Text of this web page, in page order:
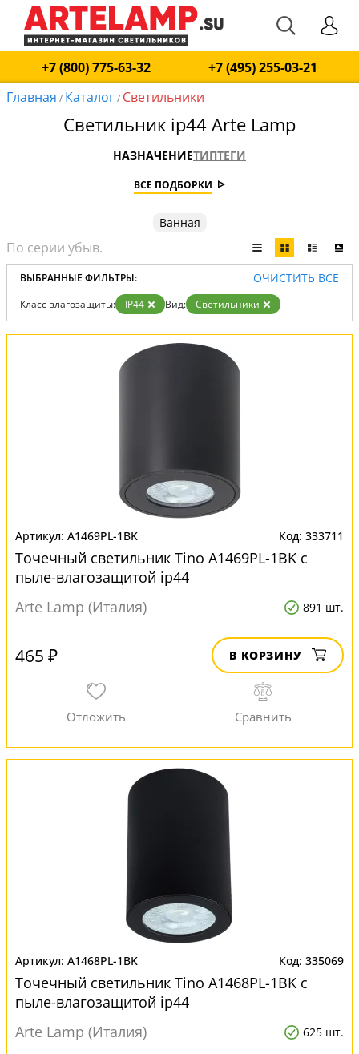
+7 (800) 775-63-32
+7 (495) 255-03-21
Главная / Каталог/ Светильники
Светильник ip44 Arte Lamp
НАЗНАЧЕНИЕТИПТЕГИ
ВСЕ ПОДБОРКИ
Ванная
ВЫБРАННЫЕ ФИЛЬТРЫ: ОЧИСТИТЬ ВСЕ
Класс влагозащиты: IP44 Вид: Светильники
A1469PL-1BK 333711
Точечный светильник Tino A1469PL-1BK с
пыле-влагозащитой ip44
Arte Lamp (Италия)
891 шт.
465 ₽ В КОРЗИНУ
A1468PL-1BK 335069
Точечный светильник Tino A1468PL-1BK с
пыле-влагозащитой ip44
Arte Lamp (Италия)
625 шт.